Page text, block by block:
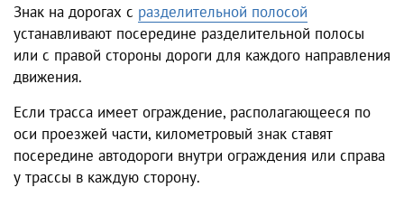
Знак на дорогах с разделительной полосой
устанавливают посередине разделительной полосы
или с правой стороны дороги для каждого направления
движения.
Если трасса имеет ограждение, располагающееся по
оси проезжей части, километровый знак ставят
посередине автодороги внутри ограждения или справа
у трассы в каждую сторону.